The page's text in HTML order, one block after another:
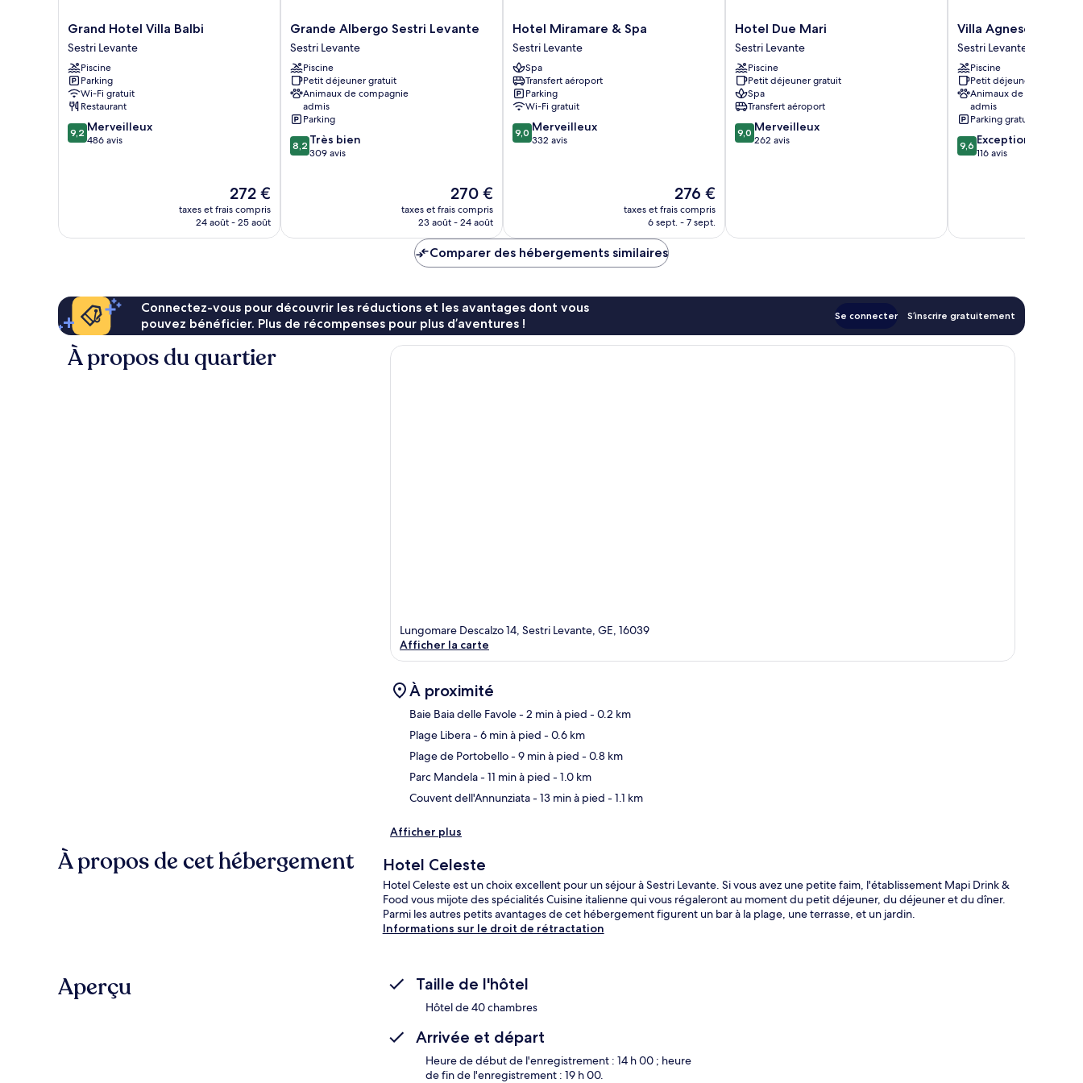
partielle
sur
mer
Grand
Hotel
Villa
Balbi
Sestri
Levante
Grand Hotel Villa Balbi
Sestri Levante
Piscine
Parking
Wi-Fi gratuit
Restaurant
9.2
sur
9,2 Merveilleux
486 avis
Le
nouveau
prix
272 €
taxes et frais compris
24 août - 25 août
Grande
Albergo
Sestri
Levante
Sestri
Levante
Grande Albergo Sestri Levante
Sestri Levante
Piscine
Petit déjeuner gratuit
Animaux de compagnie
admis
Parking
8.2
sur
8,2 Très bien
309 avis
Le
nouveau
prix
de
270 €
270 €
taxes et frais compris
23 août - 24 août
Hotel
Miramare
&
Spa
Sestri
Levante
Hotel Miramare & Spa
Sestri Levante
Spa
Transfert aéroport
Parking
Wi-Fi gratuit
9.0
sur
9,0 Merveilleux
332 avis
Le
nouveau
prix
276 €
taxes et frais compris
6 sept. - 7 sept.
Hotel
Due
Mari
Sestri
Levante
Hotel Due Mari
Sestri Levante
Piscine
Petit déjeuner gratuit
Spa
Transfert aéroport
9.0
sur
9,0 Merveilleux
262 avis
Villa
Agnese
Sestri
Levante
Villa Agnese
Sestri Levante
Piscine
Petit déjeuner gratuit
Animaux de compagnie
admis
Parking gratuit
9.6
sur
9,6 Exceptionnel
116 avis
Comparer des hébergements similaires
Connectez-vous pour découvrir les réductions et les avantages dont vous
pouvez bénéficier. Plus de récompenses pour plus d’aventures !
Se connecter S’inscrire gratuitement
À propos du quartier
Lungomare Descalzo 14, Sestri Levante, GE, 16039
Afficher la carte
À proximité
Baie Baia delle Favole- 2 min à pied - 0.2 km
Plage Libera- 6 min à pied - 0.6 km
Plage de Portobello- 9 min à pied - 0.8 km
Parc Mandela- 11 min à pied - 1.0 km
Couvent dell'Annunziata- 13 min à pied - 1.1 km
Afficher plus
À propos de cet hébergement Hotel Celeste
Hotel Celeste est un choix excellent pour un séjour à Sestri Levante. Si vous avez une petite faim, l'établissement Mapi Drink &
Food vous mijote des spécialités Cuisine italienne qui vous régaleront au moment du petit déjeuner, du déjeuner et du dîner.
Parmi les autres petits avantages de cet hébergement figurent un bar à la plage, une terrasse, et un jardin.
Informations sur le droit de rétractation
Aperçu Taille de l'hôtel
Hôtel de 40 chambres
Arrivée et départ
Heure de début de l'enregistrement : 14 h 00 ; heure
de fin de l'enregistrement : 19 h 00.